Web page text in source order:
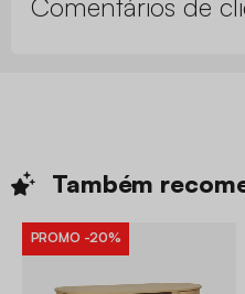
Também
PROMO -20%